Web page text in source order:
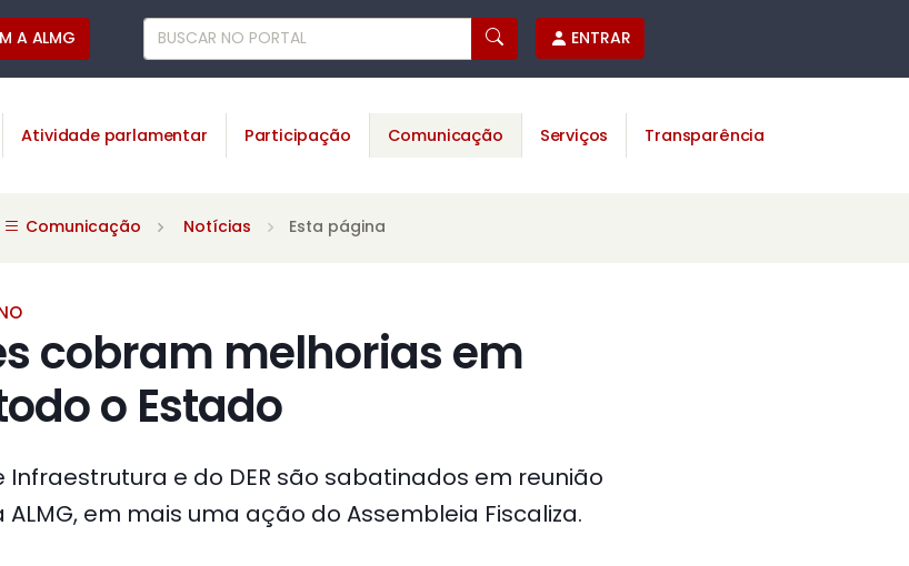
A ALMG ENTRAR
Atividade parlamentar Participação Comunicação Serviços Transparência
Comunicação Notícias Esta página
cobram melhorias em
o Estado
e do DER são sabatinados em reunião
em mais uma ação do Assembleia Fiscaliza.